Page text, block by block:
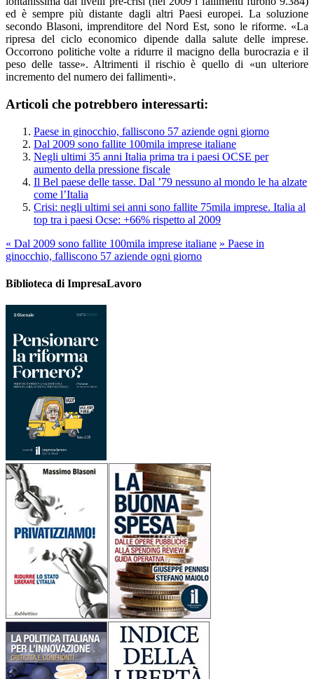
ed è sempre più distante dagli altri Paesi europei. La soluzione
secondo Blasoni, imprenditore del Nord Est, sono le riforme. «La
ripresa del ciclo economico dipende dalla salute delle imprese.
Occorrono politiche volte a ridurre il macigno della burocrazia e il
peso delle tasse». Altrimenti il rischio è quello di «un ulteriore
incremento del numero dei fallimenti».
Articoli che potrebbero interessarti:
Paese in ginocchio, falliscono 57 aziende ogni giorno
Dal 2009 sono fallite 100mila imprese italiane
Negli ultimi 35 anni Italia prima tra i paesi OCSE per
aumento della pressione fiscale
Il Bel paese delle tasse. Dal ’79 nessuno al mondo le ha alzate
come l’Italia
Crisi: negli ultimi sei anni sono fallite 75mila imprese. Italia al
top tra i paesi Ocse: +66% rispetto al 2009
« Dal 2009 sono fallite 100mila imprese italiane » Paese in
ginocchio, falliscono 57 aziende ogni giorno
Biblioteca di ImpresaLavoro